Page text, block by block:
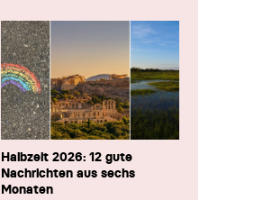
Halbzeit 2026: 12 gute
Nachrichten aus sechs
Monaten